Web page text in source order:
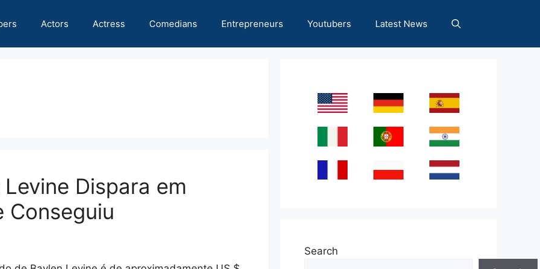
Actors Actress Comedians Entrepreneurs Youtubers Latest News
Dispara em
Conseguiu
Search